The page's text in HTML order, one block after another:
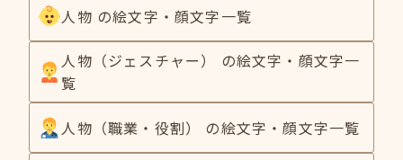
人物 の絵文字・顔文字一覧
人物（ジェスチャー） の絵文字・顔文字一
覧
人物（職業・役割） の絵文字・顔文字一覧